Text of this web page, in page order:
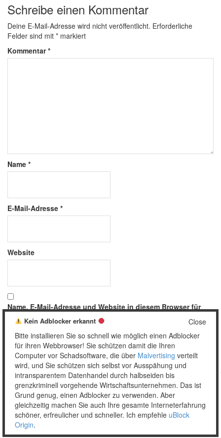
Schreibe einen Kommentar
Deine E-Mail-Adresse wird nicht veröffentlicht. Erforderliche
Felder sind mit * markiert
Kommentar*
Name *
E-Mail-Adresse *
Website
Name, E-Mail-Adresse und Website in diesem Browser für
meinen nächsten Kommentar speichern.
Copyright © 2026 Unser täglich Spam.
MobileWordPress Theme by themehall.com
Close
Kein Adblocker erkannt
Bitte installieren Sie so schnell wie möglich einen Adblocker
für ihren Webbrowser! Sie schützen damit die Ihren
Computer vor Schadsoftware, die über Malvertising verteilt
wird, und Sie schützen sich selbst vor Ausspähung und
intransparentem Datenhandel durch halbseiden bis
grenzkriminell vorgehende Wirtschaftsunternehmen. Das ist
Grund genug, einen Adblocker zu verwenden. Aber
gleichzeitig machen Sie auch Ihre gesamte Interneterfahrung
schöner, erfreulicher und schneller. Ich empfehle uBlock
Origin.